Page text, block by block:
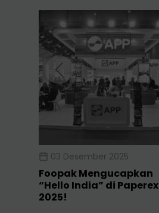
03 Desember 2025
Foopak Mengucapkan
“Hello India” di Paperex
2025!